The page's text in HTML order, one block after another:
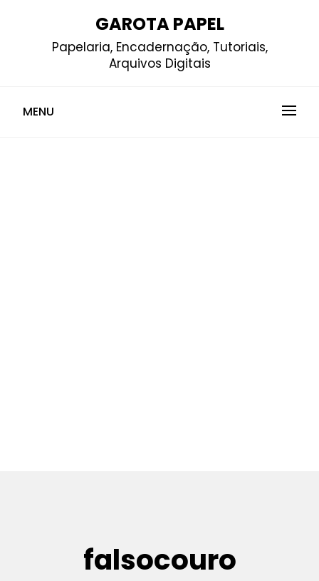
GAROTA PAPEL
Papelaria, Encadernação, Tutoriais,
Arquivos Digitais
MENU
falsocouro